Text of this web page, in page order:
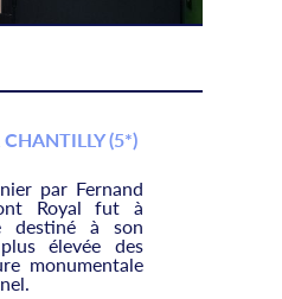
(5*)
par Fernand
Royal fut à
destiné à son
élevée des
monumentale